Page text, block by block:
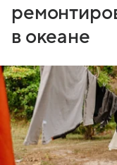
в океане